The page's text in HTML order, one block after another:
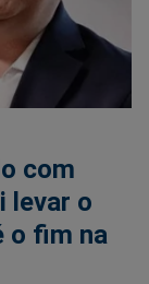
com
levar o
o fim na